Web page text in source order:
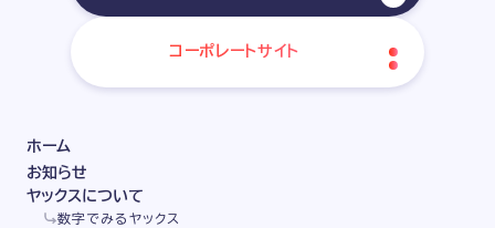
コーポレートサイト
ホーム
お知らせ
ヤックスについて
数字でみるヤックス